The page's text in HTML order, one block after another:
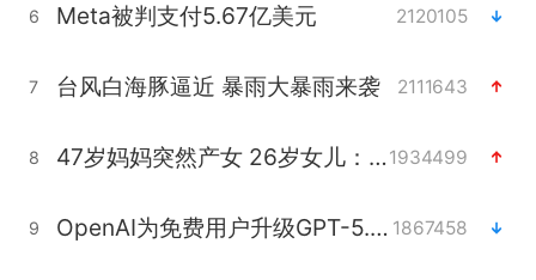
6 Meta被判支付5.67亿美元 2120105
7 台风白海豚逼近 暴雨大暴雨来袭 2111643
8 47岁妈妈突然产女 26岁女儿：很震惊1934499
9 OpenAI为免费用户升级GPT-5.6 Luna 1867458